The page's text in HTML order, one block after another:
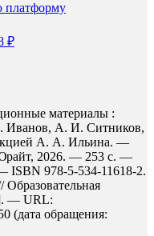
платформу
₽
материалы :
Иванов, А. И. Ситников,
А. А. Ильина. —
2026. — 253 с. —
ISBN 978-5-534-11618-2.
— URL:
(дата обращения: